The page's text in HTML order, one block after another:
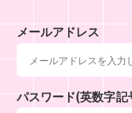
メールアドレス
パスワード(英数字